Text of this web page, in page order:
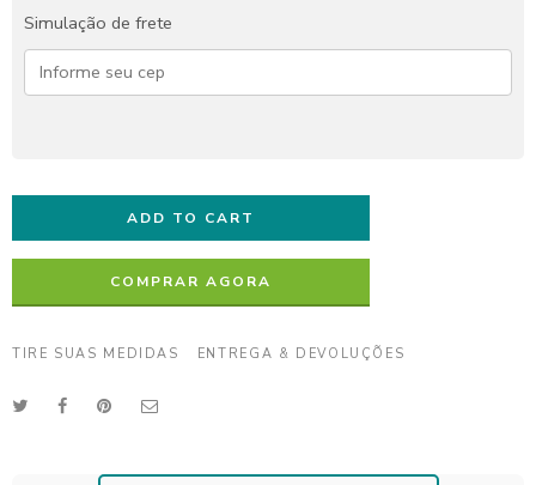
Simulação de frete
ADD TO CART
COMPRAR AGORA
TIRE SUAS MEDIDAS ENTREGA & DEVOLUÇÕES